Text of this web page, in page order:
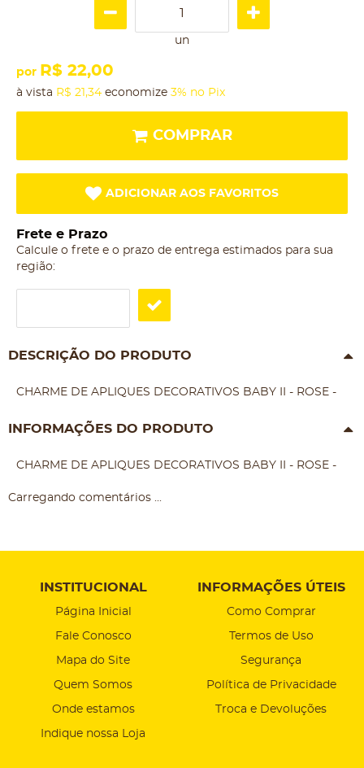
un
por R$ 22,00
à vista R$ 21,34 economize 3% no Pix
COMPRAR
ADICIONAR AOS FAVORITOS
Frete e Prazo
Calcule o frete e o prazo de entrega estimados para sua
região:
DESCRIÇÃO DO PRODUTO
CHARME DE APLIQUES DECORATIVOS BABY II - ROSE -
INFORMAÇÕES DO PRODUTO
CHARME DE APLIQUES DECORATIVOS BABY II - ROSE -
Carregando comentários ...
INSTITUCIONAL
Página Inicial
Fale Conosco
Mapa do Site
Quem Somos
Onde estamos
Indique nossa Loja
INFORMAÇÕES ÚTEIS
Como Comprar
Termos de Uso
Segurança
Política de Privacidade
Troca e Devoluções